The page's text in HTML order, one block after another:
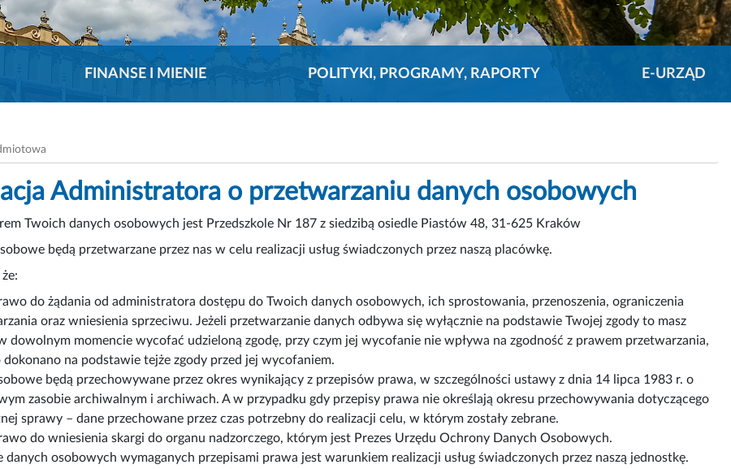
FINANSE I MIENIE POLITYKI, PROGRAMY, RAPORTY E-URZĄD
Administratora o przetwarzaniu danych osobowych
Twoich danych osobowych jest Przedszkole Nr 187 z siedzibą osiedle Piastów 48, 31-625 Kraków
będą przetwarzane przez nas w celu realizacji usług świadczonych przez naszą placówkę.
do żądania od administratora dostępu do Twoich danych osobowych, ich sprostowania, przenoszenia, ograniczenia
oraz wniesienia sprzeciwu. Jeżeli przetwarzanie danych odbywa się wyłącznie na podstawie Twojej zgody to masz
dowolnym momencie wycofać udzieloną zgodę, przy czym jej wycofanie nie wpływa na zgodność z prawem przetwarzania,
dokonano na podstawie tejże zgody przed jej wycofaniem.
będą przechowywane przez okres wynikający z przepisów prawa, w szczególności ustawy z dnia 14 lipca 1983 r. o
zasobie archiwalnym i archiwach. A w przypadku gdy przepisy prawa nie określają okresu przechowywania dotyczącego
sprawy – dane przechowane przez czas potrzebny do realizacji celu, w którym zostały zebrane.
do wniesienia skargi do organu nadzorczego, którym jest Prezes Urzędu Ochrony Danych Osobowych.
danych osobowych wymaganych przepisami prawa jest warunkiem realizacji usług świadczonych przez naszą jednostkę.